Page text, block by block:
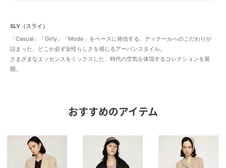
SLY（スライ）
「Casual」「Girly」「Mode」をベースに発信する、ディテールへのこだわりが
詰まった、どこか必ず女性らしさを感じるアーバンスタイル。
さまざまなエッセンスをミックスした、時代の空気を体現するコレクションを展
開。
おすすめのアイテム